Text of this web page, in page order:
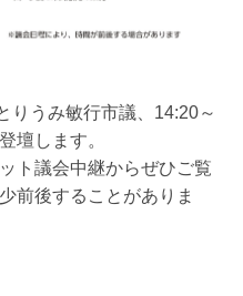
うみ敏行市議、14:20～
壇します。
ト議会中継からぜひご覧
前後することがありま